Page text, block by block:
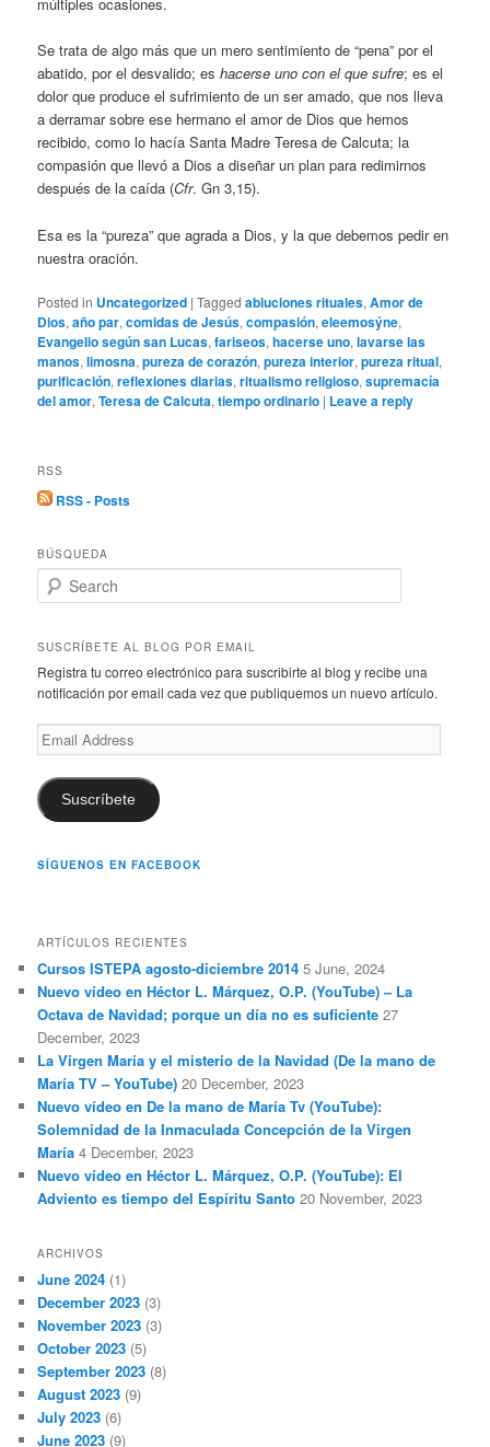
múltiples ocasiones.
Se trata de algo más que un mero sentimiento de “pena” por el
abatido, por el desvalido; eshacerse uno con el que sufre; es el
dolor que produce el sufrimiento de un ser amado, que nos lleva
a derramar sobre ese hermano el amor de Dios que hemos
recibido, como lo hacía Santa Madre Teresa de Calcuta; la
compasión que llevó a Dios a diseñar un plan para redimirnos
después de la caída (Cfr. Gn 3,15).
Esa es la “pureza” que agrada a Dios, y la que debemos pedir en
nuestra oración.
Posted in Uncategorized |Tagged abluciones rituales,Amor de
Dios,año par,comidas de Jesús,compasión,eleemosýne,
Evangelio según san Lucas,fariseos,hacerse uno,lavarse las
manos,limosna,pureza de corazón,pureza interior,pureza ritual,
purificación,reflexiones diarias,ritualismo religioso,supremacía
del amor,Teresa de Calcuta,tiempo ordinario | Leave a reply
RSS
RSS - Posts
BÚSQUEDA
e
r
h
SUSCRÍBETE AL BLOG POR EMAIL
Registra tu correo electrónico para suscribirte al blog y recibe una
notificación por email cada vez que publiquemos un nuevo artículo.
Email
Address
Suscríbete
SÍGUENOS EN FACEBOOK
ARTÍCULOS RECIENTES
Cursos ISTEPA agosto-diciembre 2014 5 June, 2024
Nuevo vídeo en Héctor L. Márquez, O.P. (YouTube) – La
Octava de Navidad; porque un día no es suficiente 27
December, 2023
La Virgen María y el misterio de la Navidad (De la mano de
María TV – YouTube) 20 December, 2023
Nuevo vídeo en De la mano de María Tv (YouTube):
Solemnidad de la Inmaculada Concepción de la Virgen
María 4 December, 2023
Nuevo vídeo en Héctor L. Márquez, O.P. (YouTube): El
Adviento es tiempo del Espíritu Santo 20 November, 2023
ARCHIVOS
June 2024 (1)
December 2023 (3)
November 2023 (3)
October 2023 (5)
September 2023 (8)
August 2023 (9)
July 2023 (6)
June 2023 (9)